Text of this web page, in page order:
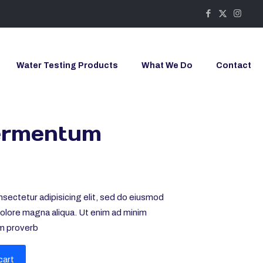
Water Testing Products What We Do Contact
adipisicing elit, sed do eiusmod
magna aliqua. Ut enim ad minim
proverb